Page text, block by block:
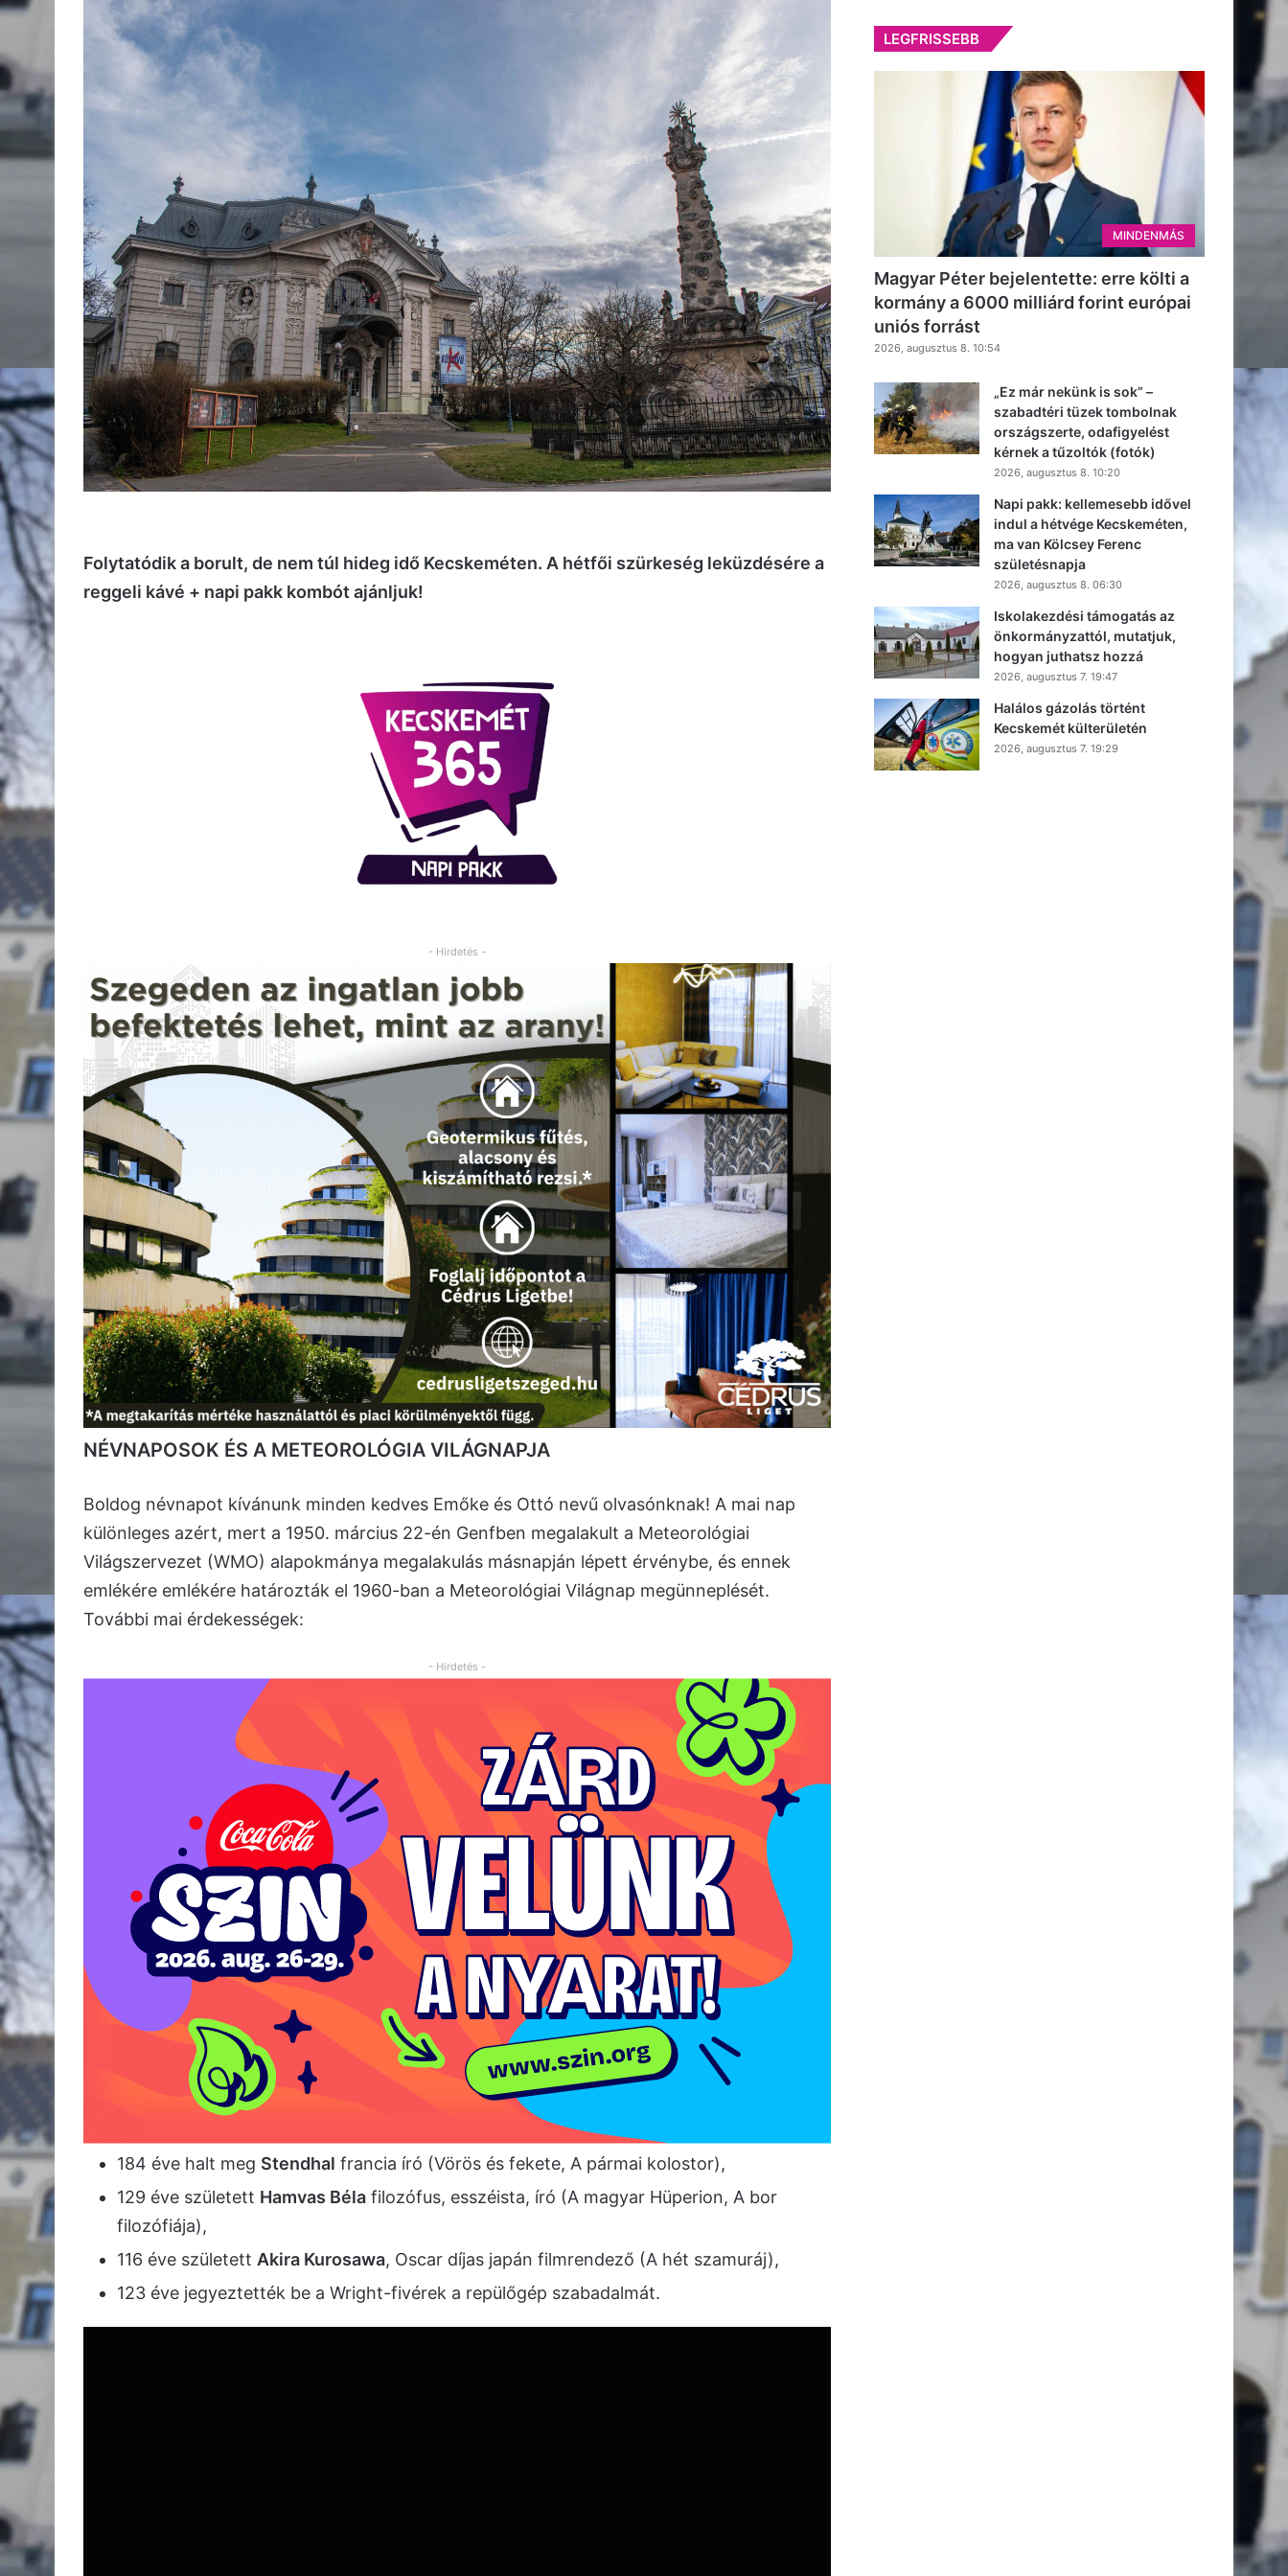
Folytatódik a borult, de nem túl hideg idő Kecskeméten. A hétfői szürkeség leküzdésére a
reggeli kávé + napi pakk kombót ajánljuk!
- Hirdetés -
NÉVNAPOSOK ÉS A METEOROLÓGIA VILÁGNAPJA
Boldog névnapot kívánunk minden kedves Emőke és Ottó nevű olvasónknak! A mai nap
különleges azért, mert a 1950. március 22-én Genfben megalakult a Meteorológiai
Világszervezet (WMO) alapokmánya megalakulás másnapján lépett érvénybe, és ennek
emlékére emlékére határozták el 1960-ban a Meteorológiai Világnap megünneplését.
További mai érdekességek:
- Hirdetés -
184 éve halt meg Stendhal francia író (Vörös és fekete, A pármai kolostor),
129 éve született Hamvas Béla filozófus, esszéista, író (A magyar Hüperion, A bor
filozófiája),
116 éve született Akira Kurosawa, Oscar díjas japán filmrendező (A hét szamuráj),
123 éve jegyeztették be a Wright-fivérek a repülőgép szabadalmát.
LEGFRISSEBB
MINDENMÁS
Magyar Péter bejelentette: erre költi a
kormány a 6000 milliárd forint európai
uniós forrást
2026, augusztus 8. 10:54
„Ez már nekünk is sok” –
szabadtéri tüzek tombolnak
országszerte, odafigyelést
kérnek a tűzoltók (fotók)
2026, augusztus 8. 10:20
Napi pakk: kellemesebb idővel
indul a hétvége Kecskeméten,
ma van Kölcsey Ferenc
születésnapja
2026, augusztus 8. 06:30
Iskolakezdési támogatás az
önkormányzattól, mutatjuk,
hogyan juthatsz hozzá
2026, augusztus 7. 19:47
Halálos gázolás történt
Kecskemét külterületén
2026, augusztus 7. 19:29